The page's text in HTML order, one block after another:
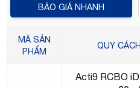
BÁO GIÁ NHANH
MÃ SẢN
PHẨM
QUY
Acti9 RCBO